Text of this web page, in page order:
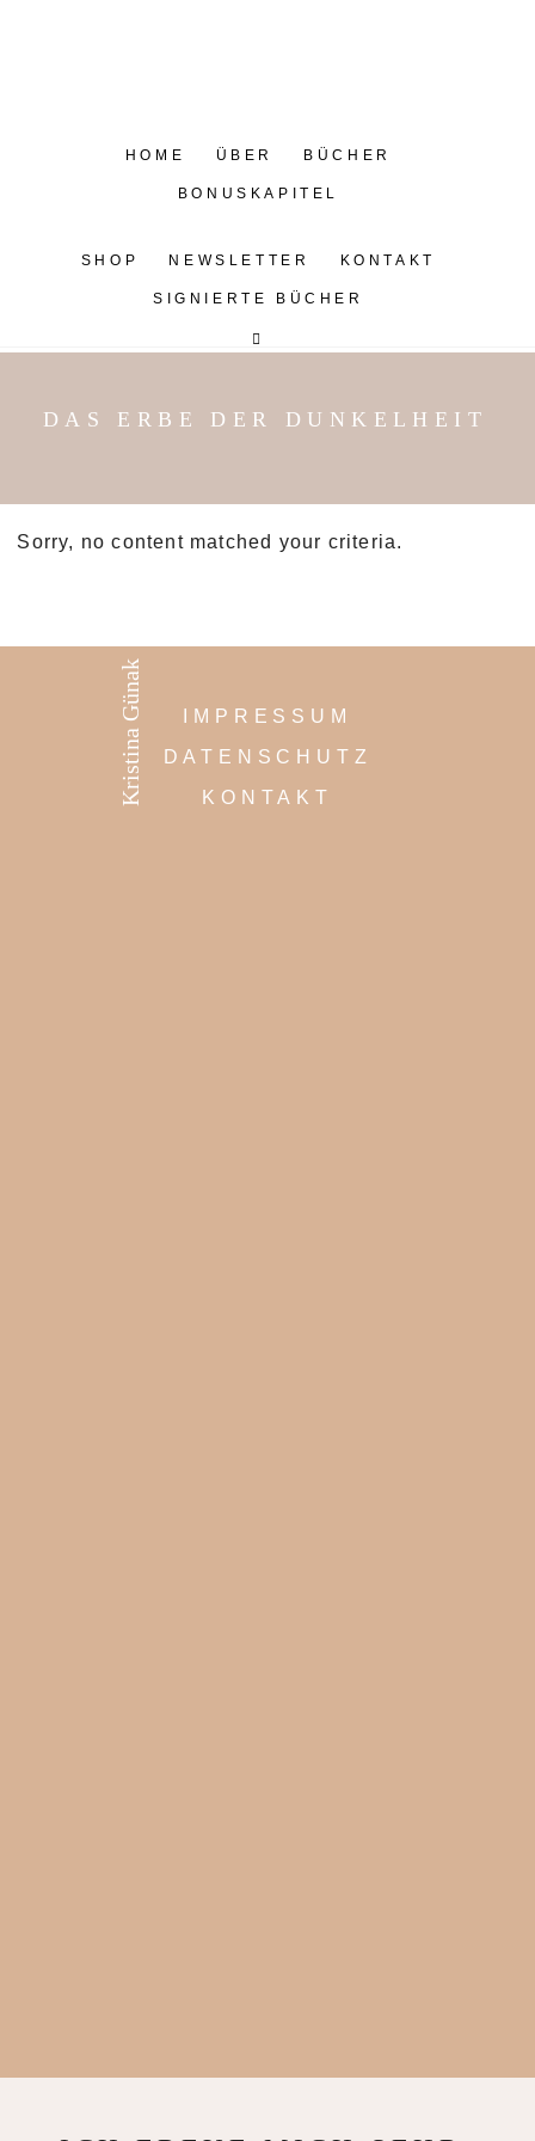
HOME ÜBER BÜCHER
BONUSKAPITEL
SHOP NEWSLETTER KONTAKT
SIGNIERTE BÜCHER
DAS ERBE DER DUNKELHEIT
Sorry, no content matched your criteria.
Kristina Günak
IMPRESSUM
DATENSCHUTZ
KONTAKT